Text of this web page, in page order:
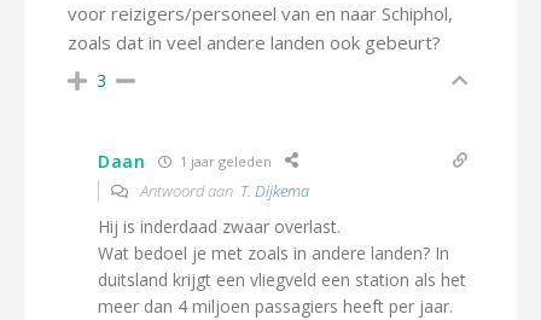
voor reizigers/personeel van en naar Schiphol,
zoals dat in veel andere landen ook gebeurt?
3
Daan 1 jaar geleden
Antwoord aan T. Dijkema
Hij is inderdaad zwaar overlast.
Wat bedoel je met zoals in andere landen? In
duitsland krijgt een vliegveld een station als het
meer dan 4 miljoen passagiers heeft per jaar.